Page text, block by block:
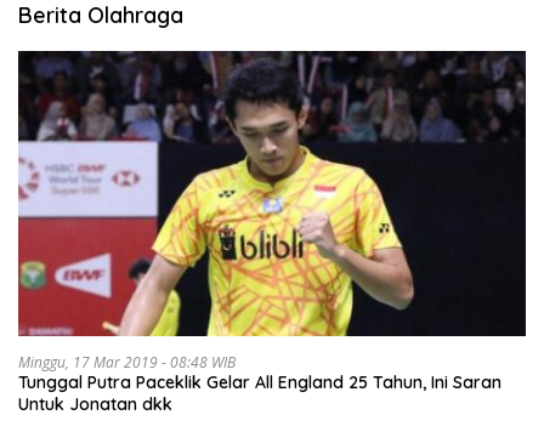
Berita Olahraga
Minggu, 17 Mar 2019 - 08:48 WIB
Tunggal Putra Paceklik Gelar All England 25 Tahun, Ini Saran
Untuk Jonatan dkk